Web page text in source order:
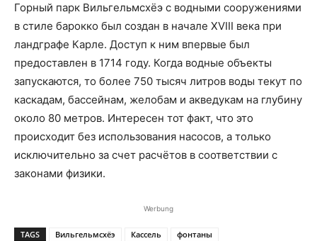
Горный парк Вильгельмсхёэ с водными сооружениями
в стиле барокко был создан в начале XVIII века при
ландграфе Карле. Доступ к ним впервые был
предоставлен в 1714 году. Когда водные объекты
запускаются, то более 750 тысяч литров воды текут по
каскадам, бассейнам, желобам и акведукам на глубину
около 80 метров. Интересен тот факт, что это
происходит без использования насосов, а только
исключительно за счет расчётов в соответствии с
законами физики.
Werbung
TAGS Вильгельмсхёэ Кассель фонтаны